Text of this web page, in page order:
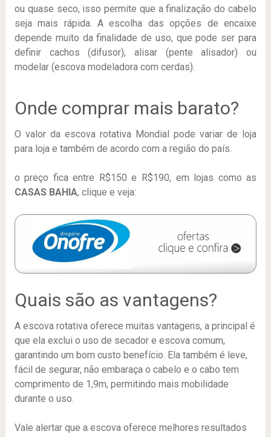
ou quase seco, isso permite que a finalização do cabelo
seja mais rápida. A escolha das opções de encaixe
depende muito da finalidade de uso, que pode ser para
definir cachos (difusor), alisar (pente alisador) ou
modelar (escova modeladora com cerdas).
Onde comprar mais barato?
O valor da escova rotativa Mondial pode variar de loja
para loja e também de acordo com a região do país.
o preço fica entre R$150 e R$190, em lojas como as
CASAS BAHIA, clique e veja:
Quais são as vantagens?
A escova rotativa oferece muitas vantagens, a principal é
que ela exclui o uso de secador e escova comum,
garantindo um bom custo benefício. Ela também é leve,
fácil de segurar, não embaraça o cabelo e o cabo tem
comprimento de 1,9m, permitindo mais mobilidade
durante o uso.
Vale alertar que a escova oferece melhores resultados